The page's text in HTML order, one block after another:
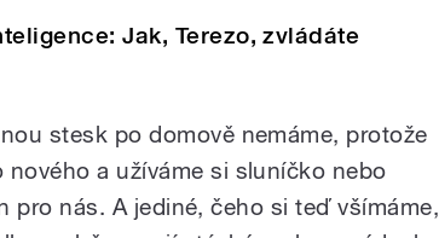
Jak, Terezo, zvládáte
stesk po domově nemáme, protože
a užíváme si sluníčko nebo
pro nás. A jediné, čeho si teď všímáme,